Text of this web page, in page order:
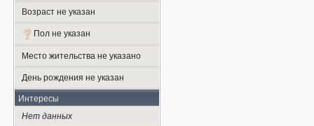
Возраст не указан
Пол не указан
Место жительства не указано
День рождения не указан
Интересы
Нет данных